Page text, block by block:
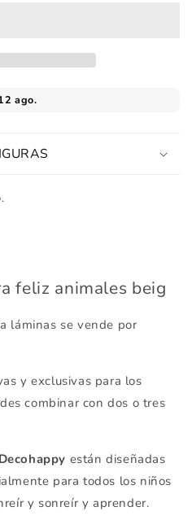
feliz animales beig
láminas se vende por
y exclusivas para los
combinar con dos o tres
Decohappy están diseñadas
para todos los niños
y sonreír y aprender.